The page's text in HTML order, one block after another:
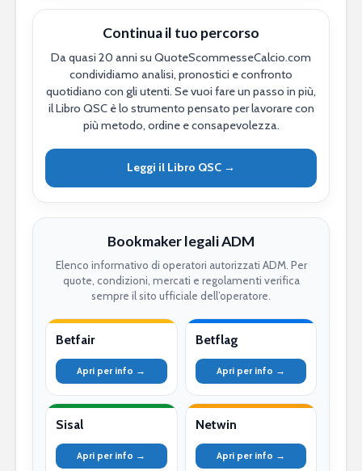
Continua il tuo percorso
Da quasi 20 anni su QuoteScommesseCalcio.com
condividiamo analisi, pronostici e confronto
quotidiano con gli utenti. Se vuoi fare un passo in più,
il Libro QSC è lo strumento pensato per lavorare con
più metodo, ordine e consapevolezza.
Leggi il Libro QSC →
Bookmaker legali ADM
Elenco informativo di operatori autorizzati ADM. Per
quote, condizioni, mercati e regolamenti verifica
sempre il sito ufficiale dell’operatore.
Betfair
Apri per info →
Betflag
Apri per info →
Sisal
Apri per info →
Netwin
Apri per info →